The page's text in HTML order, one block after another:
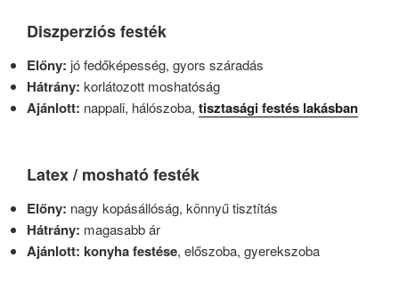
Diszperziós festék
Előny: jó fedőképesség, gyors száradás
Hátrány: korlátozott moshatóság
Ajánlott: nappali, hálószoba, tisztasági festés lakásban
Latex / mosható festék
Előny: nagy kopásállóság, könnyű tisztítás
Hátrány: magasabb ár
Ajánlott: konyha festése, előszoba, gyerekszoba